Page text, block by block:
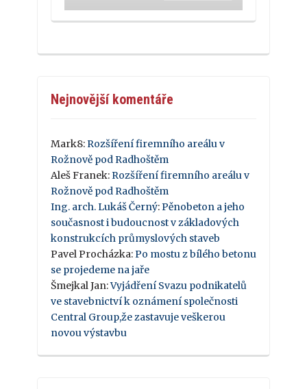
Nejnovější komentáře
Mark8: Rozšíření firemního areálu v
Rožnově pod Radhoštěm
Aleš Franek: Rozšíření firemního areálu v
Rožnově pod Radhoštěm
Ing. arch. Lukáš Černý: Pěnobeton a jeho
současnost i budoucnost v základových
konstrukcích průmyslových staveb
Pavel Procházka: Po mostu z bílého betonu
se projedeme na jaře
Šmejkal Jan:Vyjádření Svazu podnikatelů
ve stavebnictví k oznámení společnosti
Central Group,že zastavuje veškerou
novou výstavbu